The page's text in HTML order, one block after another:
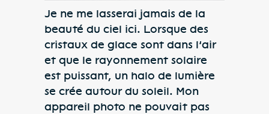
Je ne me lasserai jamais de la
beauté du ciel ici. Lorsque des
cristaux de glace sont dans l’air
et que le rayonnement solaire
est puissant, un halo de lumière
se crée autour du soleil. Mon
appareil photo ne pouvait pas